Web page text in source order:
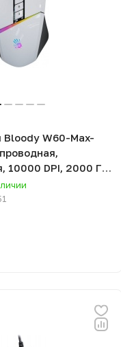
Bloody W60-Max-
10000 DPI, 2000 Гц,